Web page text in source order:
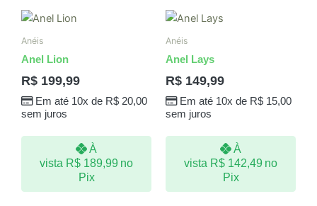
Anéis
Anel Lion
R$ 199,99
Em até 10x de R$20,00
sem juros
À
vista R$189,99 no
Pix
Anéis
Anel Lays
R$ 149,99
Em até 10x de R$15,00
sem juros
À
vista R$142,49 no
Pix